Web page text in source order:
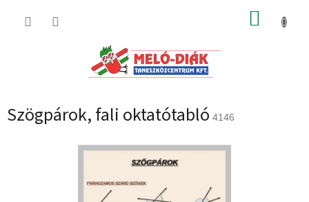
KOSÁR
Szögpárok, fali oktatótabló 4146